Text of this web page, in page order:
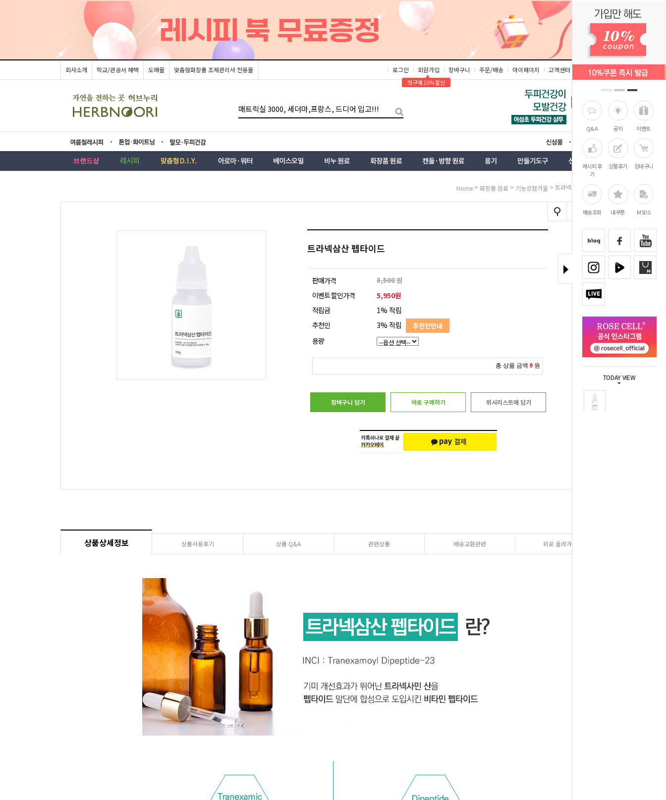
Q&A 공지 이벤트
레시피 후
기
상품후기 장바구니
배송조회 내쿠폰 MSDS
TODAY VIEW
회사소개 학교/관공서 혜택 도매몰 맞춤형화장품 조제관리사 전용몰 로그인
회원가입
▲
첫구매 10% 할인
장바구니 주문/배송 마이페이지 고객센터 즐겨찾기
름레시피 업·화이트닝 모두피건강 상품 벤트
Home > 화장품 원료 > 기능성첨가물 > 트라넥삼산 펩타이드
트라넥삼산 펩타이드
판매가격 8,500원
이벤트 할인가격
5,950원
적립금
1% 적립
추천인
3% 적립 추천인안내
용량
총 상품 금액 0 원
장바구니 담기 바로 구매하기 위시리스트에 담기
상품상세정보 상품사용후기 상품 Q&A 관련상품 배송교환관련 위로 올라가기